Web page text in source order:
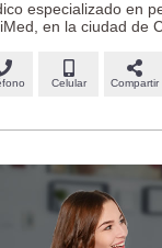
especializado en
en la ciudad de
Celular Compartir